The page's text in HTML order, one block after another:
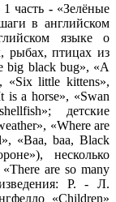
часть - «Зелёные
в английском
языке о
рыбах, птицах из
big black bug», «A
«Six little kittens»,
is a horse», «Swan
детские
«Where are
«Baa, baa, Black
несколько
are so many
Р. - Л.
«Children»